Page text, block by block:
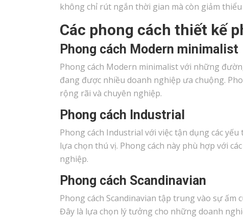
không chỉ rút ngắn thời gian mà còn giảm
Các phong cách thiết kế
Phong cách Modern minimalist
Phong cách Modern minimalist với những
đang được nhiều doanh nghiệp ưa chuộng.
rộng rãi và chuyên nghiệp.
Phong cách Industrial
Phong cách Industrial với việc tận dụng các
lựa chọn thú vị. Phong cách này phù hợp với
nghiệp.
Phong cách Scandinavian
Phong cách Scandinavian tập trung vào sự
Đây là lựa chọn lý tưởng cho những doanh